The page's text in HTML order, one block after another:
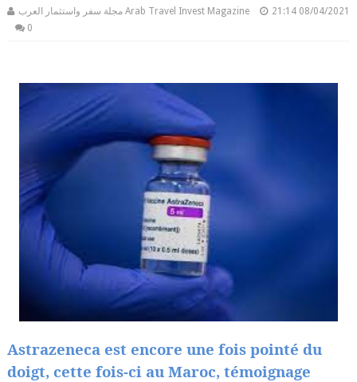
مجلة سفر واستثمار العرب Arab Travel Invest Magazine 21:14 08/04/2021
0
Astrazeneca est encore une fois pointé du
doigt, cette fois-ci au Maroc, témoignage